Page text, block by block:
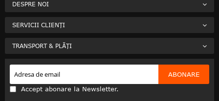
DESPRE NOI
SERVICII CLIENȚI
TRANSPORT & PLĂȚI
ABONARE
Accept abonare la Newsletter.